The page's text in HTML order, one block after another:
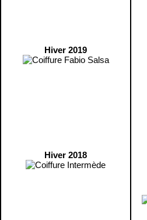
Hiver 2019
Hiver 2018